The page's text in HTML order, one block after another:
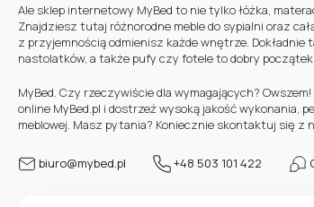
Ale sklep internetowy MyBed to nie tylko łóżka,
Znajdziesz tutaj różnorodne meble do sypialni oraz
z przyjemnością odmienisz każde wnętrze. Dokładnie
nastolatków, a także pufy czy fotele to dobry
MyBed. Czy rzeczywiście dla wymagających?
online MyBed.pl i dostrzeż wysoką jakość wykonania,
meblowej. Masz pytania? Koniecznie skontaktuj się z
biuro@mybed.pl +48 503 101 422